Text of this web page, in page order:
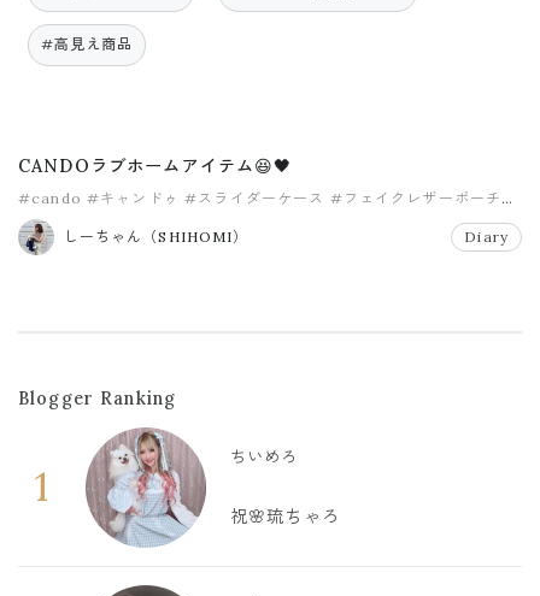
#高見え商品
CANDOラブホームアイテム😆🖤
#cando #キャンドゥ #スライダーケース #フェイクレザーポーチ
#プチプラ小物
しーちゃん（SHIHOMI）
Diary
Blogger Ranking
1
ちいめろ
祝🌸琉ちゃろ